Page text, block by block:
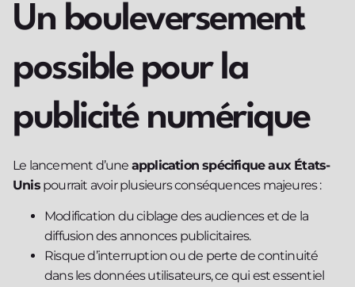
Un bouleversement
possible pour la
publicité numérique
Le lancement d’une application spécifique aux États-
Unispourrait avoir plusieurs conséquences majeures :
Modification du ciblage des audiences et de la
diffusion des annonces publicitaires.
Risque d’interruption ou de perte de continuité
dans les données utilisateurs, ce qui est essentiel